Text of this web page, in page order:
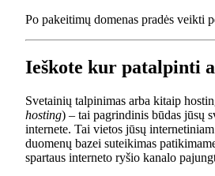
Po pakeitimų domenas pradės veikti
Ieškote kur patalpinti
Svetainių talpinimas arba kitaip
hosting) – tai pagrindinis būdas jūsų
internete. Tai vietos jūsų
duomenų bazei suteikimas
spartaus interneto ryšio kanalo